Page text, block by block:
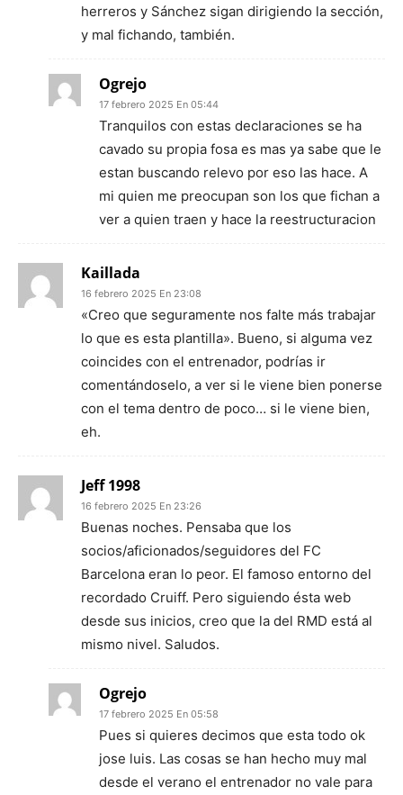
herreros y Sánchez sigan dirigiendo la sección,
y mal fichando, también.
Ogrejo
17 febrero 2025 En 05:44
Tranquilos con estas declaraciones se ha
cavado su propia fosa es mas ya sabe que le
estan buscando relevo por eso las hace. A
mi quien me preocupan son los que fichan a
ver a quien traen y hace la reestructuracion
Kaillada
16 febrero 2025 En 23:08
«Creo que seguramente nos falte más trabajar
lo que es esta plantilla». Bueno, si alguma vez
coincides con el entrenador, podrías ir
comentándoselo, a ver si le viene bien ponerse
con el tema dentro de poco… si le viene bien,
eh.
Jeff 1998
16 febrero 2025 En 23:26
Buenas noches. Pensaba que los
socios/aficionados/seguidores del FC
Barcelona eran lo peor. El famoso entorno del
recordado Cruiff. Pero siguiendo ésta web
desde sus inicios, creo que la del RMD está al
mismo nivel. Saludos.
Ogrejo
17 febrero 2025 En 05:58
Pues si quieres decimos que esta todo ok
jose luis. Las cosas se han hecho muy mal
desde el verano el entrenador no vale para